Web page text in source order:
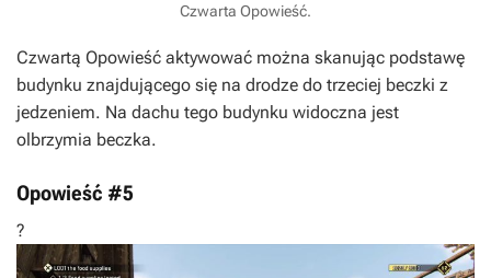
Czwarta Opowieść.
Czwartą Opowieść aktywować można skanując podstawę
budynku znajdującego się na drodze do trzeciej beczki z
jedzeniem. Na dachu tego budynku widoczna jest
olbrzymia beczka.
Opowieść #5
?